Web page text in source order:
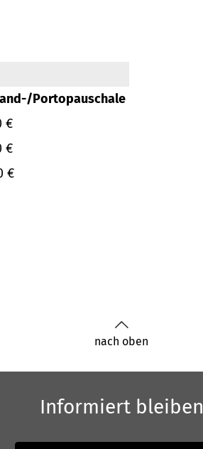
Portopauschale
€
€
€
nach oben
Informiert bleiben